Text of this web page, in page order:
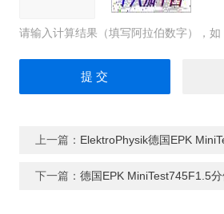
请输入计算结果（填写阿拉伯数字），如
上一篇： ElektroPhysik德国EPK
下一篇： 德国EPK MiniTest745F1.5